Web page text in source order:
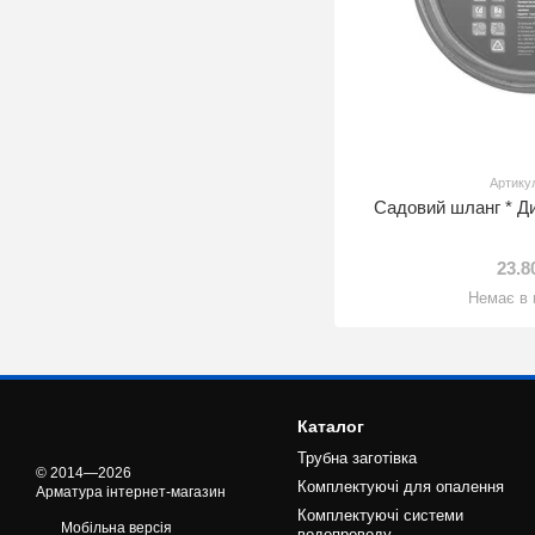
Садовий шланг *
Немає в
© 2014—2026
Арматура інтернет-магазин
Мобільна версія
Каталог
Трубна заготівка
Комплектуючі для опалення
Комплектуючі системи